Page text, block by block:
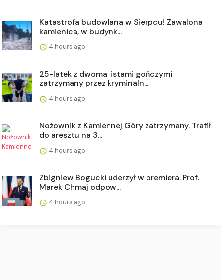
Katastrofa budowlana w Sierpcu! Zawalona
kamienica, w budynk...
4 hours ago
25-latek z dwoma listami gończymi
zatrzymany przez kryminaln...
4 hours ago
Nożownik z Kamiennej Góry zatrzymany. Trafił
do aresztu na 3...
4 hours ago
Zbigniew Bogucki uderzył w premiera. Prof.
Marek Chmaj odpow...
4 hours ago